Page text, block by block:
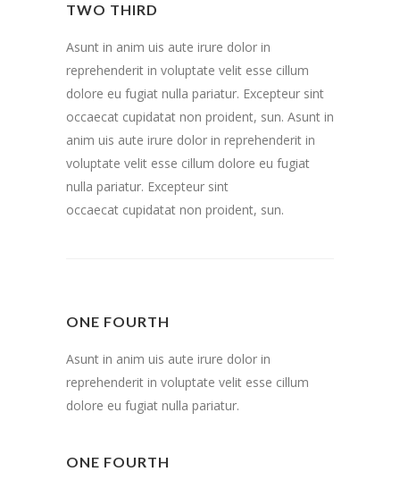
TWO THIRD
Asunt in anim uis aute irure dolor in
reprehenderit in voluptate velit esse cillum
dolore eu fugiat nulla pariatur. Excepteur sint
occaecat cupidatat non proident, sun. Asunt in
anim uis aute irure dolor in reprehenderit in
voluptate velit esse cillum dolore eu fugiat
nulla pariatur. Excepteur sint
occaecat cupidatat non proident, sun.
ONE FOURTH
Asunt in anim uis aute irure dolor in
reprehenderit in voluptate velit esse cillum
dolore eu fugiat nulla pariatur.
ONE FOURTH